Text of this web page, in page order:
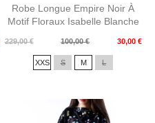
Robe Longue Empire Noir À
Motif Floraux Isabelle Blanche
229,00 €
Prix
100,00 € 30,00 €
Prix
XXS S M L